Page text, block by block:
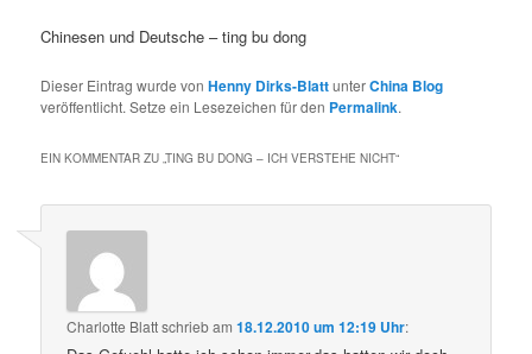
Chinesen und Deutsche – ting bu dong
Dieser Eintrag wurde vonHenny Dirks-BlattunterChina Blog
veröffentlicht. Setze ein Lesezeichen für den Permalink.
EIN KOMMENTAR ZU „TING BU DONG – ICH VERSTEHE NICHT“
Charlotte Blattschriebam18.12.2010 um 12:19 Uhr: